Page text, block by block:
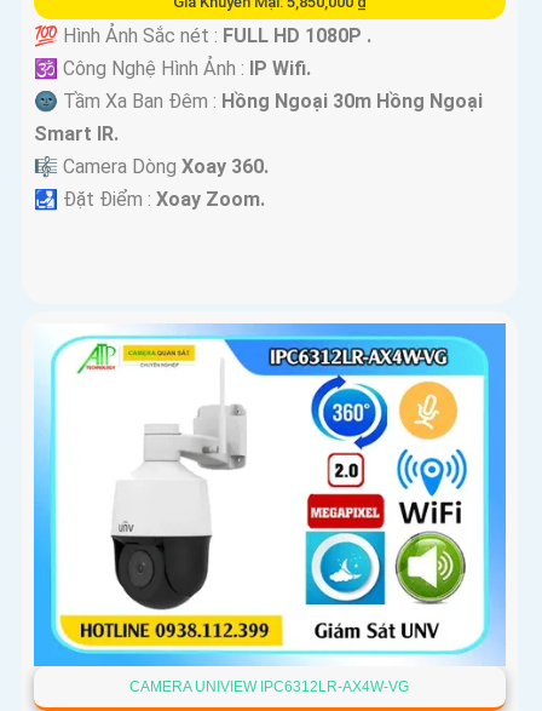
💯 Hình Ảnh Sắc nét : FULL HD 1080P .
🕉️ Công Nghệ Hình Ảnh : IP Wifi.
🌚 Tầm Xa Ban Đêm : Hồng Ngoại 30m Hồng Ngoại
Smart IR.
🎼️ Camera Dòng Xoay 360.
️🛃 Đặt Điểm : Xoay Zoom.
CAMERA UNIVIEW IPC6312LR-AX4W-VG